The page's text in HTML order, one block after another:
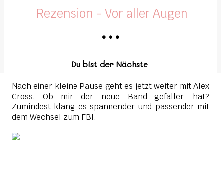
Rezension - Vor aller Augen
• • •
Du bist der Nächste
Nach einer kleine Pause geht es jetzt weiter mit Alex
Cross. Ob mir der neue Band gefallen hat?
Zumindest klang es spannender und passender mit
dem Wechsel zum FBI.